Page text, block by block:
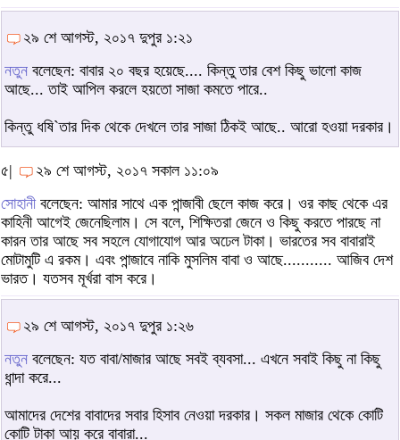
২৯ শে আগস্ট, ২০১৭ দুপুর ১:২১
নতুন বলেছেন: বাবার ২০ বছর হয়েছে.... কিন্তু তার বেশ কিছু ভালো কাজ
আছে... তাই আপিল করলে হয়তো সাজা কমতে পারে..
কিন্তু ধষি`তার দিক থেকে দেখলে তার সাজা ঠিকই আছে.. আরো হওয়া দরকার।
৫|
২৯ শে আগস্ট, ২০১৭ সকাল ১১:০৯
সোহানীবলেছেন: আমার সাথে এক পান্জাবী ছেলে কাজ করে। ওর কাছ থেকে এর
কাহিনী আগেই জেনেছিলাম। সে বলে, শিক্ষিতরা জেনে ও কিছু করতে পারছে না
কারন তার আছে সব সহলে যোগাযোগ আর অঢেল টাকা। ভারতের সব বাবারাই
মোটামুটি এ রকম। এবং পান্জাবে নাকি মুসলিম বাবা ও আছে........... আজিব দেশ
ভারত। যতসব মূর্খরা বাস করে।
২৯ শে আগস্ট, ২০১৭ দুপুর ১:২৬
নতুন বলেছেন: যত বাবা/মাজার আছে সবই ব্যবসা... এখনে সবাই কিছু না কিছু
ধান্দা করে...
আমাদের দেশের বাবাদের সবার হিসাব নেওয়া দরকার। সকল মাজার থেকে কোটি
কোটি টাকা আয় করে বাবারা...